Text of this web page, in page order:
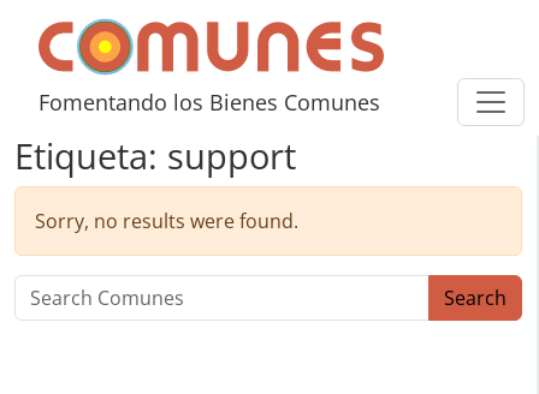
Skip to content
Comunes
Fomentando los Bienes Comunes
Etiqueta: support
Sorry, no results were found.
Search for: Search